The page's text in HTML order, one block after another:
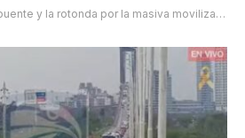
la rotonda por la masiva movilización de jóvenes a Itatí